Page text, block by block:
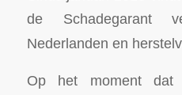
de Schadegarant
Nederlanden en
Op het moment dat